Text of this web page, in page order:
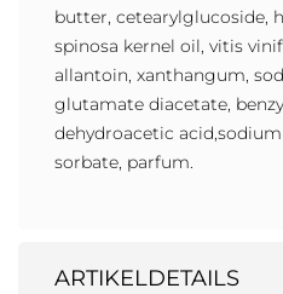
butter, cetearylglucoside,
spinosa kernel oil, vitis
allantoin, xanthangum,
glutamate diacetate,
dehydroacetic
sorbate, parfum.
ARTIKELDETAILS